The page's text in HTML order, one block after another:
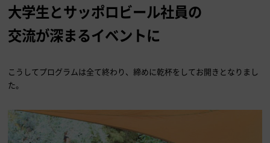
大学生とサッポロビール社員の
交流が深まるイベントに
こうしてプログラムは全て終わり、締めに乾杯をしてお開きとなりまし
た。